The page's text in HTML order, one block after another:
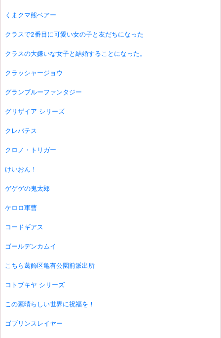
くまクマ熊ベアー
クラスで2番目に可愛い女の子と友だちになった
クラスの大嫌いな女子と結婚することになった。
クラッシャージョウ
グランブルーファンタジー
グリザイア シリーズ
クレバテス
クロノ・トリガー
けいおん！
ゲゲゲの鬼太郎
ケロロ軍曹
コードギアス
ゴールデンカムイ
こちら葛飾区亀有公園前派出所
コトブキヤ シリーズ
この素晴らしい世界に祝福を！
ゴブリンスレイヤー